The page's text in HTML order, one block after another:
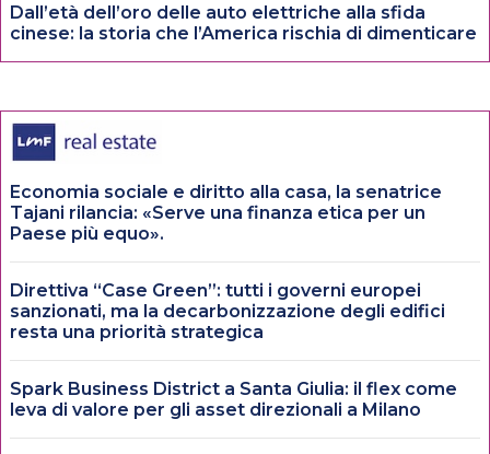
Dall’età dell’oro delle auto elettriche alla sfida
cinese: la storia che l’America rischia di dimenticare
Economia sociale e diritto alla casa, la senatrice
Tajani rilancia: «Serve una finanza etica per un
Paese più equo».
Direttiva “Case Green”: tutti i governi europei
sanzionati, ma la decarbonizzazione degli edifici
resta una priorità strategica
Spark Business District a Santa Giulia: il flex come
leva di valore per gli asset direzionali a Milano